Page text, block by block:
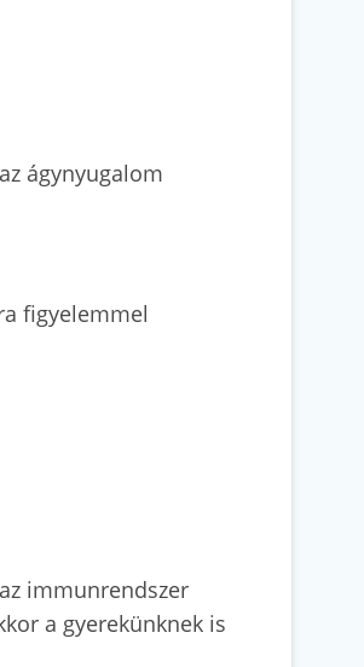
ágynyugalom
figyelemmel
immunrendszer
a gyerekünknek is